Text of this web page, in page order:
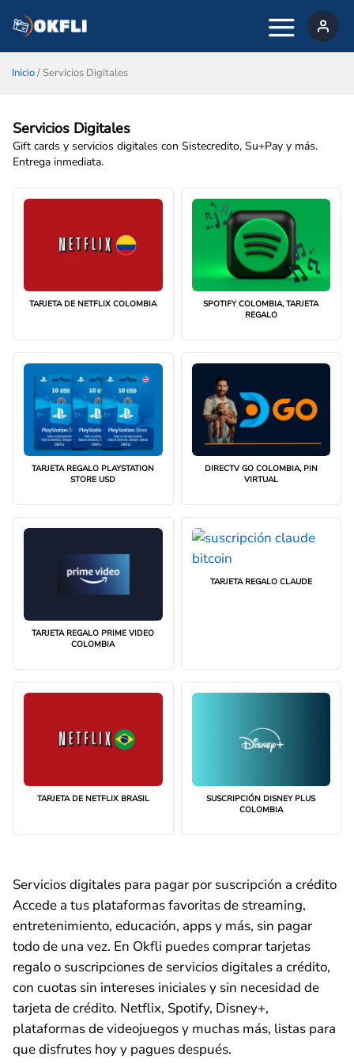
contenido
Inicio/ Servicios Digitales
Servicios Digitales
Gift cards y servicios digitales con Sistecredito, Su+Pay y más.
Entrega inmediata.
TARJETA DE NETFLIX COLOMBIA
SPOTIFY COLOMBIA, TARJETA
REGALO
TARJETA REGALO PLAYSTATION
STORE USD
DIRECTV GO COLOMBIA, PIN
VIRTUAL
TARJETA REGALO PRIME VIDEO
COLOMBIA
TARJETA REGALO CLAUDE
TARJETA DE NETFLIX BRASIL
SUSCRIPCIÓN DISNEY PLUS
COLOMBIA
Servicios digitales para pagar por suscripción a crédito
Accede a tus plataformas favoritas de streaming,
entretenimiento, educación, apps y más, sin pagar
todo de una vez. En Okfli puedes comprar tarjetas
regalo o suscripciones de servicios digitales a crédito,
con cuotas sin intereses iniciales y sin necesidad de
tarjeta de crédito. Netflix, Spotify, Disney+,
plataformas de videojuegos y muchas más, listas para
que disfrutes hoy y pagues después.